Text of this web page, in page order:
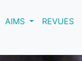
AIMS(current)REVUES